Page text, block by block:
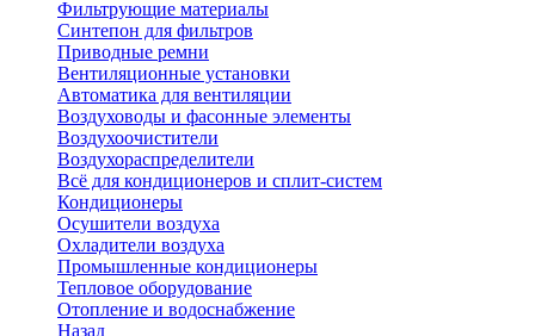
Фильтрующие материалы
Синтепон для фильтров
Приводные ремни
Вентиляционные установки
Автоматика для вентиляции
Воздуховоды и фасонные элементы
Воздухоочистители
Воздухораспределители
Всё для кондиционеров и сплит-систем
Кондиционеры
Осушители воздуха
Охладители воздуха
Промышленные кондиционеры
Тепловое оборудование
Отопление и водоснабжение
Назад